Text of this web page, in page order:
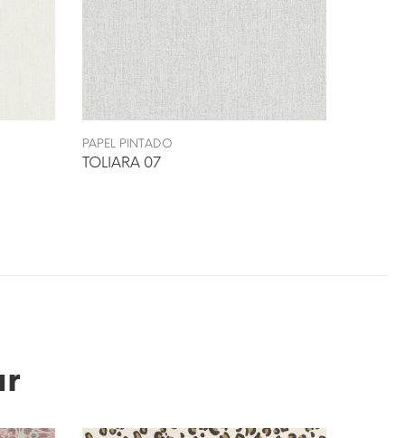
PAPEL PINTADO
TOLIARA 07